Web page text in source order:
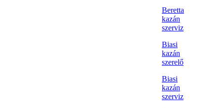
Beretta
kazán
szerviz
Biasi
kazán
szerelő
Biasi
kazán
szerviz